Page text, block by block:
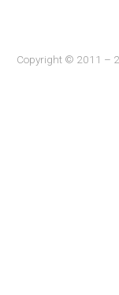
Copyright © 2011 –